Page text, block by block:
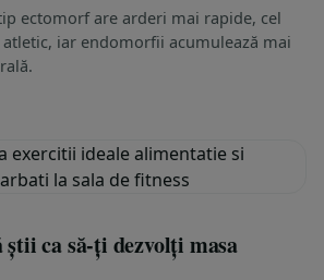
ectomorf are arderi mai rapide, cel
iar endomorfii acumulează mai
știi ca să-ți dezvolți masa